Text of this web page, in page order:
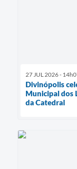
27 JUL 2026 -
Divinópolis
Municipal dos
da Catedral